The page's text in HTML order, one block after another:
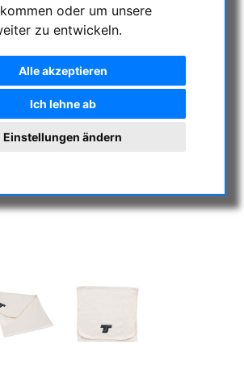
oder um unsere
zu entwickeln.
Alle akzeptieren
Ich lehne ab
Einstellungen ändern